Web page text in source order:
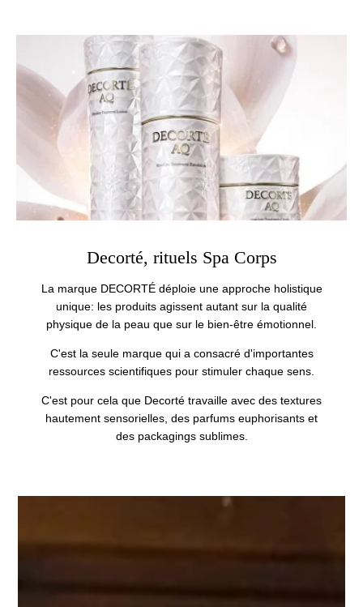
Decorté, rituels Spa Corps
La marque DECORTÉ déploie une approche holistique
unique: les produits agissent autant sur la qualité
physique de la peau que sur le bien-être émotionnel.
C'est la seule marque qui a consacré d'importantes
ressources scientifiques pour stimuler chaque sens.
C'est pour cela que Decorté travaille avec des textures
hautement sensorielles, des parfums euphorisants et
des packagings sublimes.